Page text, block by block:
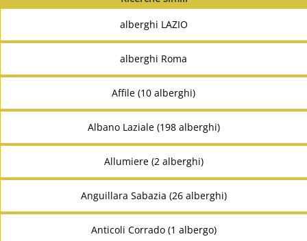
alberghi LAZIO
alberghi Roma
Affile (10 alberghi)
Albano Laziale (198 alberghi)
Allumiere (2 alberghi)
Anguillara Sabazia (26 alberghi)
Anticoli Corrado (1 albergo)